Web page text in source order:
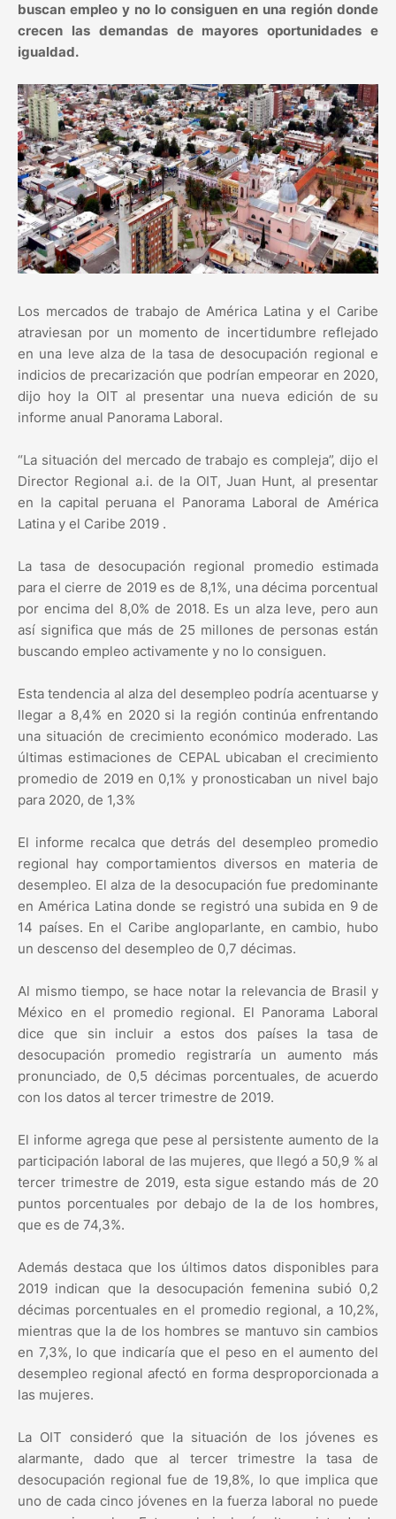
buscan empleo y no lo consiguen en una región donde
crecen las demandas de mayores oportunidades e
igualdad.
Los mercados de trabajo de América Latina y el Caribe
atraviesan por un momento de incertidumbre reflejado
en una leve alza de la tasa de desocupación regional e
indicios de precarización que podrían empeorar en 2020,
dijo hoy la OIT al presentar una nueva edición de su
informe anual Panorama Laboral.
“La situación del mercado de trabajo es compleja”, dijo el
Director Regional a.i. de la OIT, Juan Hunt, al presentar
en la capital peruana el Panorama Laboral de América
Latina y el Caribe 2019 .
La tasa de desocupación regional promedio estimada
para el cierre de 2019 es de 8,1%, una décima porcentual
por encima del 8,0% de 2018. Es un alza leve, pero aun
así significa que más de 25 millones de personas están
buscando empleo activamente y no lo consiguen.
Esta tendencia al alza del desempleo podría acentuarse y
llegar a 8,4% en 2020 si la región continúa enfrentando
una situación de crecimiento económico moderado. Las
últimas estimaciones de CEPAL ubicaban el crecimiento
promedio de 2019 en 0,1% y pronosticaban un nivel bajo
para 2020, de 1,3%
El informe recalca que detrás del desempleo promedio
regional hay comportamientos diversos en materia de
desempleo. El alza de la desocupación fue predominante
en América Latina donde se registró una subida en 9 de
14 países. En el Caribe angloparlante, en cambio, hubo
un descenso del desempleo de 0,7 décimas.
Al mismo tiempo, se hace notar la relevancia de Brasil y
México en el promedio regional. El Panorama Laboral
dice que sin incluir a estos dos países la tasa de
desocupación promedio registraría un aumento más
pronunciado, de 0,5 décimas porcentuales, de acuerdo
con los datos al tercer trimestre de 2019.
El informe agrega que pese al persistente aumento de la
participación laboral de las mujeres, que llegó a 50,9 % al
tercer trimestre de 2019, esta sigue estando más de 20
puntos porcentuales por debajo de la de los hombres,
que es de 74,3%.
Además destaca que los últimos datos disponibles para
2019 indican que la desocupación femenina subió 0,2
décimas porcentuales en el promedio regional, a 10,2%,
mientras que la de los hombres se mantuvo sin cambios
en 7,3%, lo que indicaría que el peso en el aumento del
desempleo regional afectó en forma desproporcionada a
las mujeres.
La OIT consideró que la situación de los jóvenes es
alarmante, dado que al tercer trimestre la tasa de
desocupación regional fue de 19,8%, lo que implica que
uno de cada cinco jóvenes en la fuerza laboral no puede